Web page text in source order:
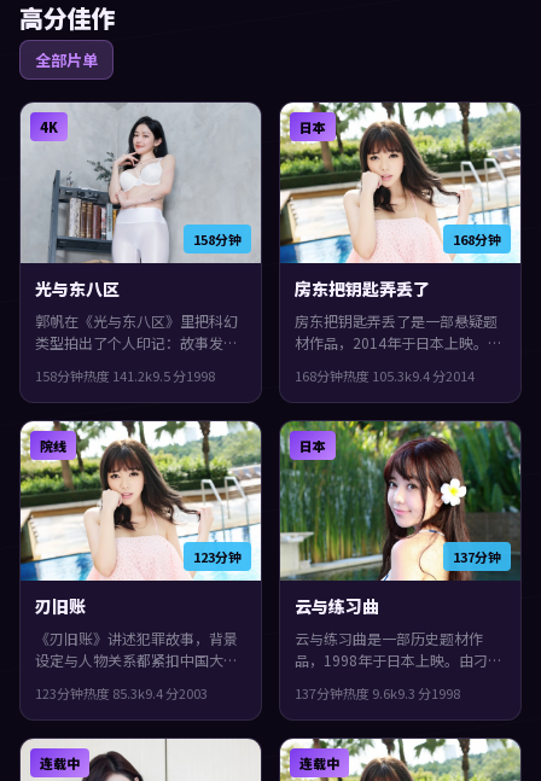
高分佳作
全部片单
158分钟
4K
光与东八区
郭帆在《光与东八区》里把科幻
类型拍出了个人印记：故事发生
面。主演包括秦昊、李秉宪、梁
朝伟。群像戏份饱满，配角也有
完整弧光，整体完成度较高，适
合喜欢细腻叙事与人物刻画的观
众。
158分钟热度 141.2k9.5分1998
168分钟
日本
房东把钥匙弄丢了
房东把钥匙弄丢了是一部悬疑题
材作品，2014年于日本上映。由
全度妍等主演。影片在类型框架
里仍保留了作者表达，节奏前半
段克制蓄力，后半段集中爆发。
168分钟热度 105.3k9.4分2014
123分钟
院线
刃旧账
《刃旧账》讲述犯罪故事，背景
设定与人物关系都紧扣中国大陆
张艺谋执导，章子怡、长泽雅
美、苍井优领衔。群像戏份饱
满，配角也有完整弧光，观感紧
凑，值得推荐。
123分钟热度 85.3k9.4分2003
137分钟
日本
云与练习曲
云与练习曲是一部历史题材作
品，1998年于日本上映。由刁亦
渤等主演。节奏前半段克制蓄
力，后半段集中爆发，片尾余味
很足。
137分钟热度 9.6k9.3 分1998
连载中 连载中